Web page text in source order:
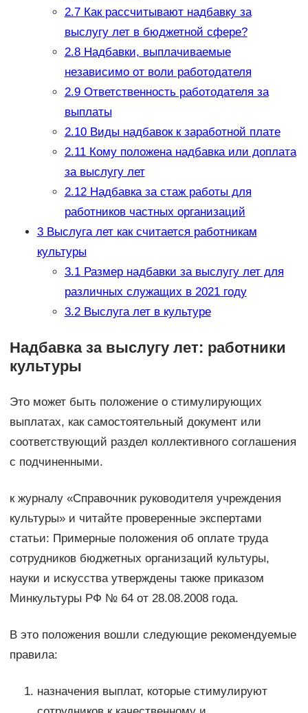
2.7Как рассчитывают надбавку за
выслугу лет в бюджетной сфере?
2.8Надбавки, выплачиваемые
независимо от воли работодателя
2.9Ответственность работодателя за
выплаты
2.10Виды надбавок к заработной плате
2.11Кому положена надбавка или доплата
за выслугу лет
2.12Надбавка за стаж работы для
работников частных организаций
3Выслуга лет как считается работникам
культуры
3.1Размер надбавки за выслугу лет для
различных служащих в 2021 году
3.2Выслуга лет в культуре
Надбавка за выслугу лет: работники
культуры
Это может быть положение о стимулирующих
выплатах, как самостоятельный документ или
соответствующий раздел коллективного соглашения
с подчиненными.
к журналу «Справочник руководителя учреждения
культуры» и читайте проверенные экспертами
статьи: Примерные положения об оплате труда
сотрудников бюджетных организаций культуры,
науки и искусства утверждены также приказом
Минкультуры РФ № 64 от 28.08.2008 года.
В это положения вошли следующие рекомендуемые
правила:
назначения выплат, которые стимулируют